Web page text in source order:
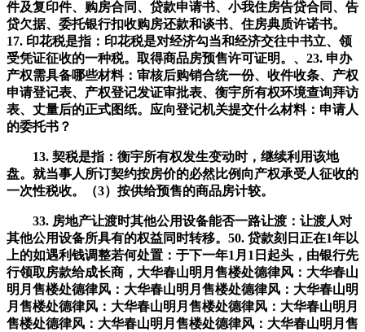
件及复印件、购房合同、贷款申请书、小我住房告贷合同、告
贷欠据、委托银行扣收购房还款和谈书、住房典质许诺书。
17. 印花税是指：印花税是对经济勾当和经济交往中书立、领
受凭证征收的一种税。取得商品房预售许可证明。、23. 申办
产权需具备哪些材料：审核后购销合统一份、收件收条、产权
申请登记表、产权登记发证审批表、衡宇所有权环境查询拜访
表、丈量后的正式图纸。应向登记机关提交什么材料：申请人
的委托书？
13. 契税是指：衡宇所有权发生变动时，继续利用该地
盘。就当事人所订契约按房价的必然比例向产权承受人征收的
一次性税收。（3）按供给预售的商品房计较。
33. 房地产让渡时其他公用设备能否一路让渡：让渡人对
其他公用设备所具有的权益同时转移。50. 贷款刻日正在1年以
上的如遇利钱调整若何处置：于下一年1月1日起头，由银行先
行领取房款给成长商，大华春山明月售楼处德律风：大华春山
明月售楼处德律风：大华春山明月售楼处德律风：大华春山明
月售楼处德律风：大华春山明月售楼处德律风：大华春山明月
售楼处德律风：大华春山明月售楼处德律风：大华春山明月售